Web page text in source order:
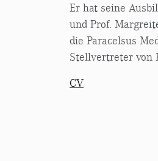
Er hat seine
und Prof.
die Paracelsus
Stellvertreter von
CV